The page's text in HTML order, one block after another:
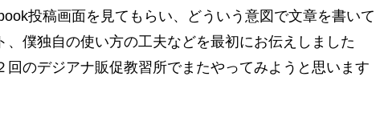
投稿画面を見てもらい、どういう意図で文章を書いて
僕独自の使い方の工夫などを最初にお伝えしました
回のデジアナ販促教習所でまたやってみようと思います